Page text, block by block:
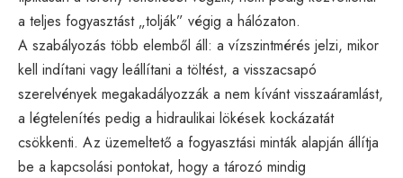
a teljes fogyasztást „tolják” végig a hálózaton.
A szabályozás több elemből áll: a vízszintmérés jelzi, mikor
kell indítani vagy leállítani a töltést, a visszacsapó
szerelvények megakadályozzák a nem kívánt visszaáramlást,
a légtelenítés pedig a hidraulikai lökések kockázatát
csökkenti. Az üzemeltető a fogyasztási minták alapján állítja
be a kapcsolási pontokat, hogy a tározó mindig